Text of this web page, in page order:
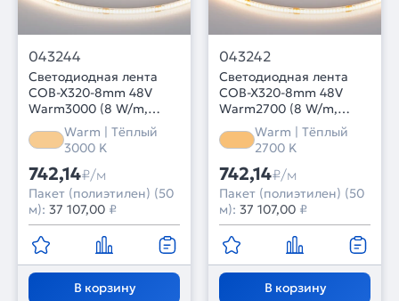
043244
Светодиодная лента
COB-X320-8mm 48V
Warm3000 (8 W/m,
IP20, 50m PRO REEL)
(Arlight, -)
Warm | Тёплый
3000 K
742,14₽/м
Пакет (полиэтилен) (50
м): 37 107,00 ₽
В корзину
043242
Светодиодная лента
COB-X320-8mm 48V
Warm2700 (8 W/m,
IP20, 50m PRO REEL)
(Arlight, -)
Warm | Тёплый
2700 K
742,14₽/м
Пакет (полиэтилен) (50
м): 37 107,00 ₽
В корзину